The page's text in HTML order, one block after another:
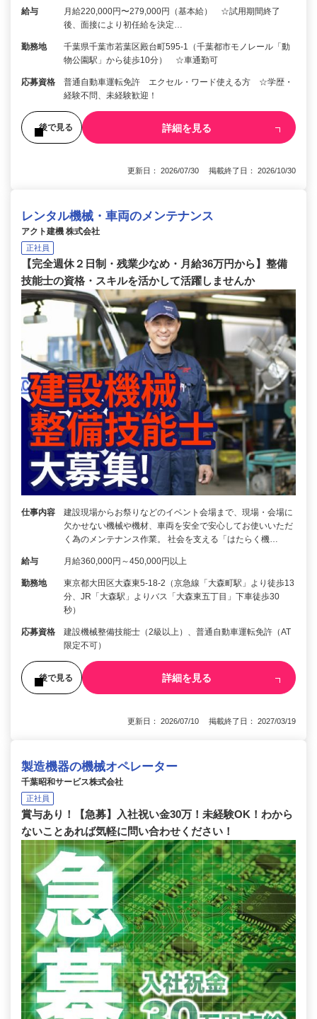
給与
月給220,000円〜279,000円（基本給） ☆試用期間終了
後、面接により初任給を決定…
勤務地
千葉県千葉市若葉区殿台町595-1（千葉都市モノレール「動
物公園駅」から徒歩10分） ☆車通勤可
応募資格
普通自動車運転免許 エクセル・ワード使える方 ☆学歴・
経験不問、未経験歓迎！
後で見る 詳細を見る
更新日： 2026/07/30 掲載終了日： 2026/10/30
レンタル機械・車両のメンテナンス
アクト建機 株式会社
正社員
【完全週休２日制・残業少なめ・月給36万円から】整備
技能士の資格・スキルを活かして活躍しませんか
仕事内容
建設現場からお祭りなどのイベント会場まで、現場・会場に
欠かせない機械や機材、車両を安全で安心してお使いいただ
く為のメンテナンス作業。 社会を支える「はたらく機…
給与 月給360,000円～450,000円以上
勤務地
東京都大田区大森東5-18-2（京急線「大森町駅」より徒歩13
分、JR「大森駅」よりバス「大森東五丁目」下車徒歩30
秒）
応募資格
建設機械整備技能士（2級以上）、普通自動車運転免許（AT
限定不可）
後で見る 詳細を見る
更新日： 2026/07/10 掲載終了日： 2027/03/19
製造機器の機械オペレーター
千葉昭和サービス株式会社
正社員
賞与あり！【急募】入社祝い金30万！未経験OK！わから
ないことあれば気軽に問い合わせください！